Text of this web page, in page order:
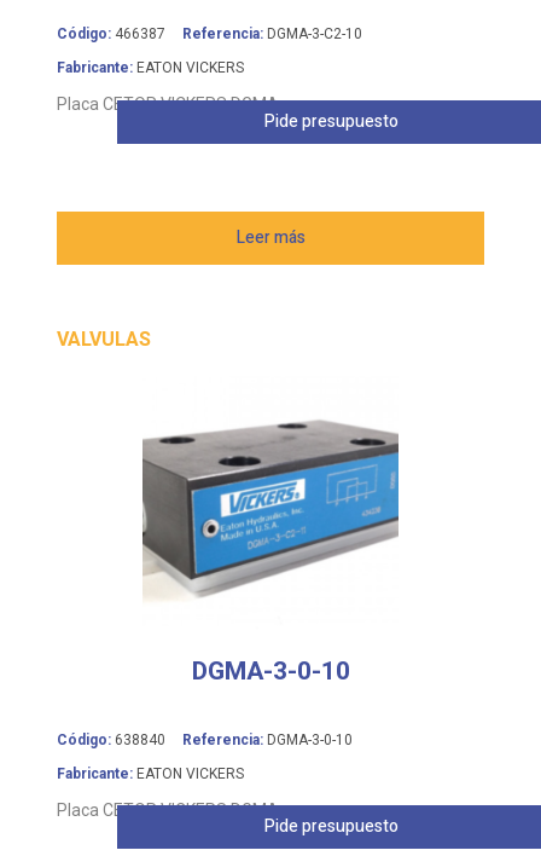
Código: 466387 Referencia: DGMA-3-C2-10
Fabricante: EATON VICKERS
Placa CETOP VICKERS DGMA
Leer más
Pide presupuesto
VALVULAS
DGMA-3-0-10
Código: 638840 Referencia: DGMA-3-0-10
Fabricante: EATON VICKERS
Placa CETOP VICKERS DGMA
Pide presupuesto